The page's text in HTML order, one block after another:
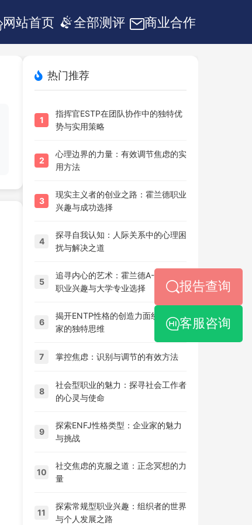
网站首页 全部测评 商业合作
报告查询
客服咨询
热门推荐
1
指挥官ESTP在团队协作中的独特优
势与实用策略
2
心理边界的力量：有效调节焦虑的实
用方法
3
现实主义者的创业之路：霍兰德职业
兴趣与成功选择
4
探寻自我认知：人际关系中的心理困
扰与解决之道
5
追寻内心的艺术：霍兰德A-艺术型
职业兴趣与大学专业选择
6
揭开ENTP性格的创造力面纱：企业
家的独特思维
7 掌控焦虑：识别与调节的有效方法
8
社会型职业的魅力：探寻社会工作者
的心灵与使命
9
探索ENFJ性格类型：企业家的魅力
与挑战
10
社交焦虑的克服之道：正念冥想的力
量
11
探索常规型职业兴趣：组织者的世界
与个人发展之路